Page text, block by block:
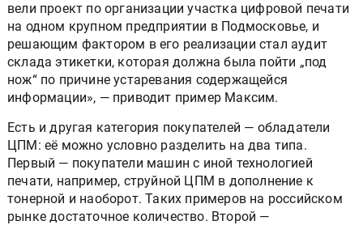
вели проект по организации участка цифровой печати
на одном крупном предприятии в Подмосковье, и
решающим фактором в его реализации стал аудит
склада этикетки, которая должна была пойти „под
нож“ по причине устаревания содержащейся
информации», — приводит пример Максим.
Есть и другая категория покупателей — обладатели
ЦПМ: её можно условно разделить на два типа.
Первый — покупатели машин с иной технологией
печати, например, струйной ЦПМ в дополнение к
тонерной и наоборот. Таких примеров на российском
рынке достаточное количество. Второй —